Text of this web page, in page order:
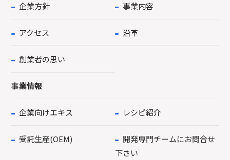
企業方針 事業内容
アクセス 沿革
創業者の思い
事業情報
企業向けエキス レシピ紹介
受託生産(OEM)
開発専門チームにお問合せ
下さい